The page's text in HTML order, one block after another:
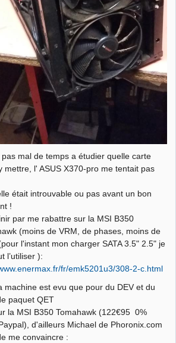
pas mal de temps a étudier quelle carte
mettre, l' ASUS X370-pro me tentait pas
était introuvable ou pas avant un bon
!
par me rabattre sur la MSI B350
(moins de VRM, de phases, moins de
l'instant mon charger SATA 3.5" 2.5" je
l’utiliser ):
fr/emk5201u3/308-2-c.html
machine est evu que pour du DEV et du
paquet QET
la MSI B350 Tomahawk (122€95 0%
d'ailleurs Michael de Phoronix.com
me convaincre :